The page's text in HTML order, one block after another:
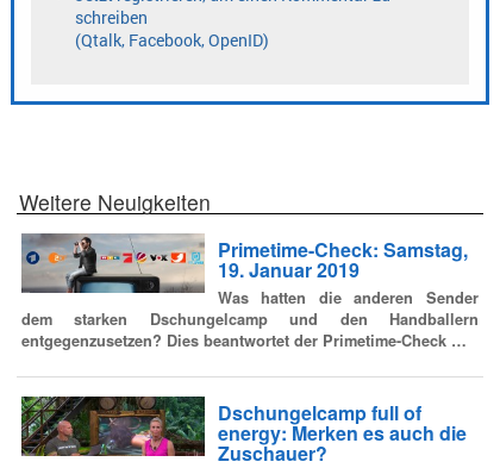
Weitere Neuigkeiten
Primetime-Check: Samstag,
19. Januar 2019
Was hatten die anderen Sender
dem starken Dschungelcamp und den Handballern
entgegenzusetzen? Dies beantwortet der Primetime-Check …
Dschungelcamp full of
energy: Merken es auch die
Zuschauer?